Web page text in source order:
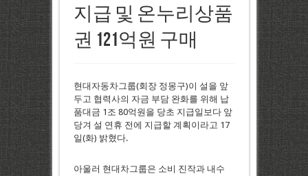
지급 및 온누리상품
권 121억원 구매
현대자동차그룹(회장 정몽구)이 설을 앞
두고 협력사의 자금 부담 완화를 위해 납
품대금 1조 80억원을 당초 지급일보다 앞
당겨 설 연휴 전에 지급할 계획이라고 17
일(화) 밝혔다.
아울러 현대차그룹은 소비 진작과 내수